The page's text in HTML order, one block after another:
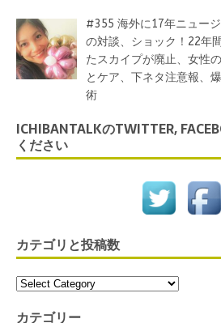
#355 海外に17年ニュー
の対談、ショック！22年
たスカイプが廃止、女性
とケア、下ネタ注意報、
術
ICHIBANTALKのTWITTER,
ください
カテゴリと投稿数
カテゴリー